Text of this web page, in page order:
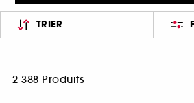
TRIER
2 388 Produits